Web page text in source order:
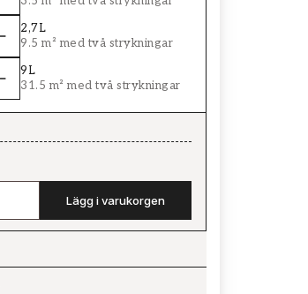
2,7L
9.5 m² med två strykningar
9L
31.5 m² med två strykningar
Lägg i varukorgen